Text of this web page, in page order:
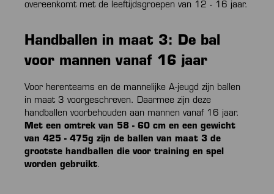
overeenkomt met de leeftijdsgroepen van 12 - 16 jaar.
Handballen in maat 3: De bal
voor mannen vanaf 16 jaar
Voor herenteams en de mannelijke A-jeugd zijn ballen
in maat 3 voorgeschreven. Daarmee zijn deze
handballen voorbehouden aan mannen vanaf 16 jaar.
Met een omtrek van 58 - 60 cm en een gewicht
van 425 - 475g zijn de ballen van maat 3 de
grootste handballen die voor training en spel
worden gebruikt.